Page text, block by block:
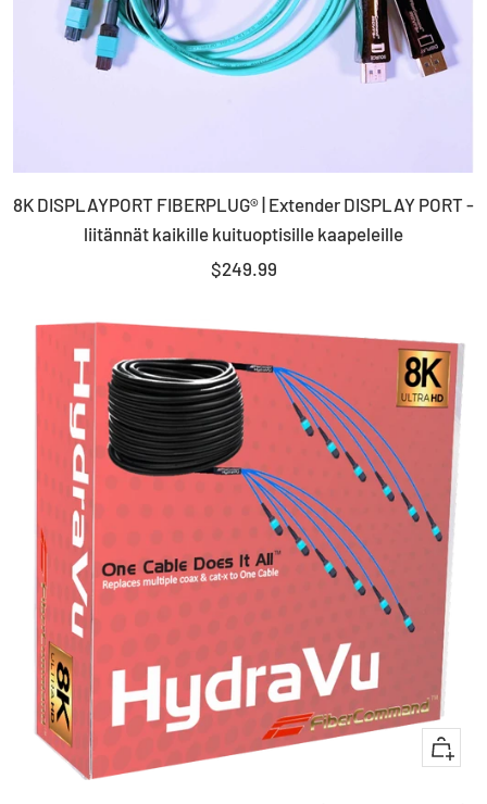
8K DISPLAYPORT FIBERPLUG® | Extender DISPLAY PORT -
liitännät kaikille kuituoptisille kaapeleille
Myyntihinta
$249.99
Nopea